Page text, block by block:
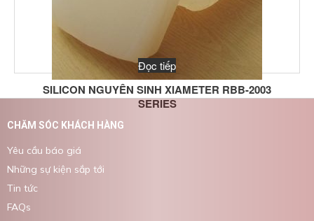
SILICON NGUYÊN SINH XIAMETER RBB-2003
SERIES
Đọc tiếp
CHĂM SÓC KHÁCH HÀNG
Yêu cầu báo giá
Những sự kiện sắp tới
Tin tức
FAQs